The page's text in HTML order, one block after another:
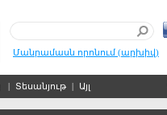
Մանրամասն որոնում (արխիվ)
| Տեսանյութ | Այլ